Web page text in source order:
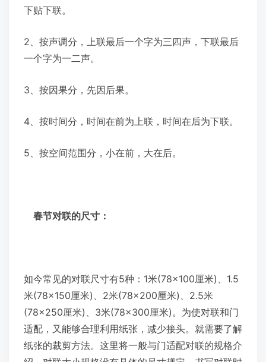
下贴下联。
2、按声调分，上联最后一个字为三四声，下联最后
一个字为一二声。
3、按因果分，先因后果。
4、按时间分，时间在前为上联，时间在后为下联。
5、按空间范围分，小在前，大在后。
春节对联的尺寸：
如今常见的对联尺寸有5种：1米(78×100厘米)、1.5
米(78×150厘米)、2米(78×200厘米)、2.5米
(78×250厘米)、3米(78×300厘米)。为使对联和门
适配，又能够合理利用纸张，减少接头。就需要了解
纸张的裁剪方法。这里将一般与门适配对联的规格介